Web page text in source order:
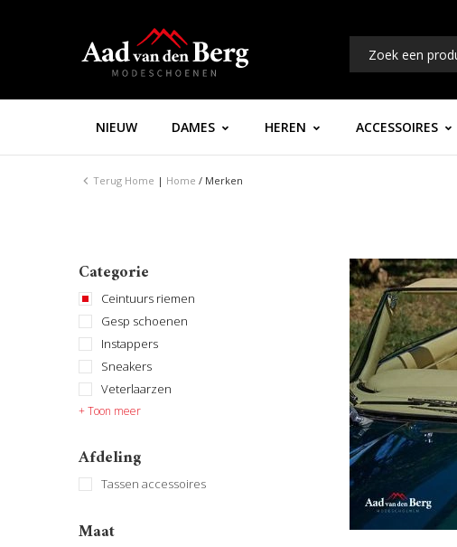
NIEUW DAMES HEREN ACCESSOIRES
Terug Home | Home / Merken
Categorie
Ceintuurs riemen
Gesp schoenen
Instappers
Sneakers
Veterlaarzen
+ Toon meer
Afdeling
Tassen accessoires
Maat